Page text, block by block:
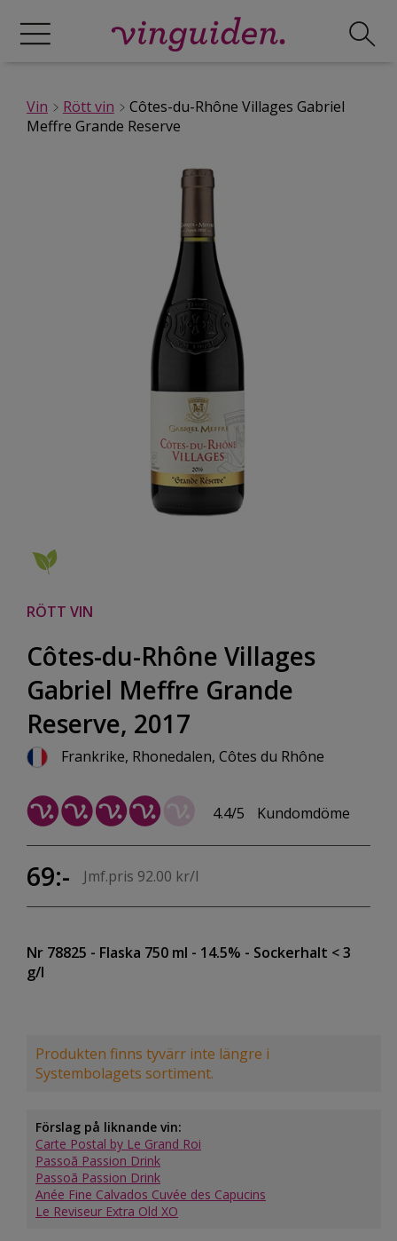
Vin Rött vin
Côtes-du-Rhône Villages Gabriel
Meffre Grande Reserve
RÖTT VIN
Côtes-du-Rhône Villages
Gabriel Meffre Grande
Reserve, 2017
Frankrike, Rhonedalen, Côtes du Rhône
4.4/5 Kundomdöme
69:- Jmf.pris 92.00 kr/l
Nr 78825 - Flaska 750 ml - 14.5% - Sockerhalt < 3
g/l
Produkten finns tyvärr inte längre i
Systembolagets sortiment.
Förslag på liknande vin:
Carte Postal by Le Grand Roi
Passoã Passion Drink
Passoã Passion Drink
Anée Fine Calvados Cuvée des Capucins
Le Reviseur Extra Old XO